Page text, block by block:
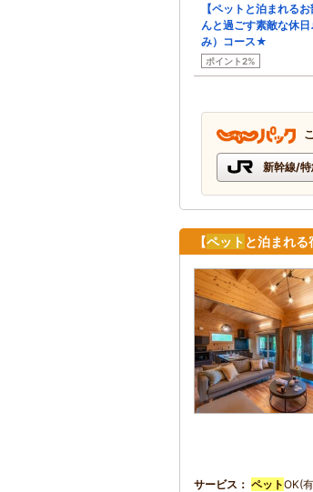
【ペットと泊まれる
んと過ごす素敵な休
み）コース★
ポイント2%
新幹線/
【ペット と泊まれ
サービス ペットOK(